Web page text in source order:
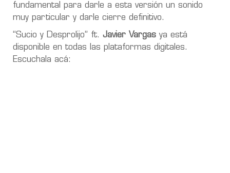
fundamental para darle a esta versión un sonido
muy particular y darle cierre definitivo.
“Sucio y Desprolijo” ft. Javier Vargas ya está
disponible en todas las plataformas digitales.
Escuchala acá: